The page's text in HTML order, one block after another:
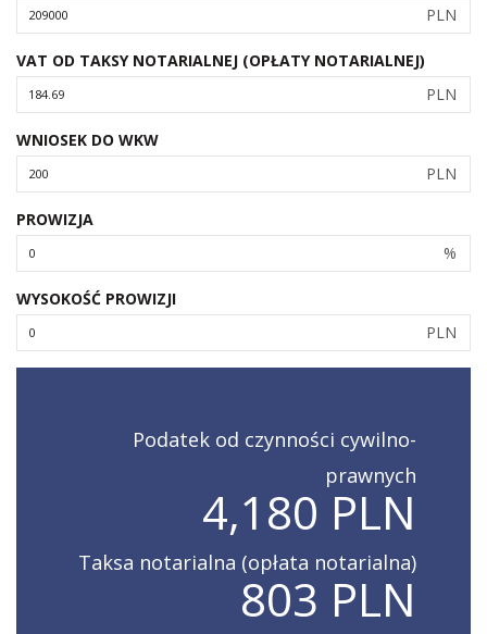
PLN
VAT OD TAKSY NOTARIALNEJ (OPŁATY NOTARIALNEJ)
PLN
WNIOSEK DO WKW
PLN
PROWIZJA
%
WYSOKOŚĆ PROWIZJI
PLN
Podatek od czynności cywilno-
prawnych
4,180 PLN
Taksa notarialna (opłata notarialna)
803 PLN